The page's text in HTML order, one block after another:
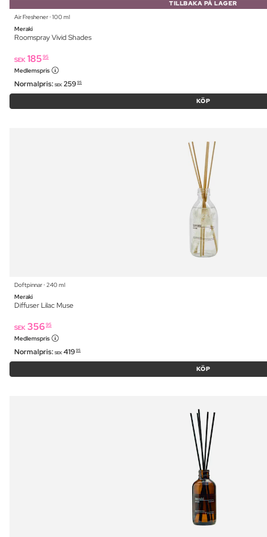
TILLBAKA PÅ LAGER
Air Freshener ⋅ 100 ml
Meraki
Roomspray Vivid Shades
SEK 185 95
Medlemspris
Normalpris: SEK 259 95
KÖP
Doftpinnar ⋅ 240 ml
Meraki
Diffuser Lilac Muse
SEK 356 95
Medlemspris
Normalpris: SEK 419 95
KÖP